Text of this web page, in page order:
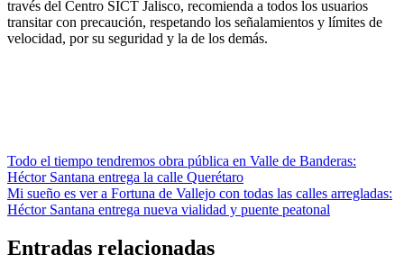
través del Centro SICT Jalisco, recomienda a todos los usuarios
transitar con precaución, respetando los señalamientos y límites de
velocidad, por su seguridad y la de los demás.
Navegación
de
entradas
Todo el tiempo tendremos obra pública en Valle de Banderas:
Héctor Santana entrega la calle Querétaro
Mi sueño es ver a Fortuna de Vallejo con todas las calles arregladas:
Héctor Santana entrega nueva vialidad y puente peatonal
Entradas relacionadas